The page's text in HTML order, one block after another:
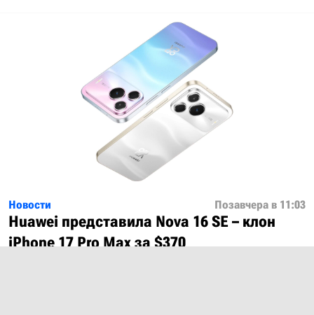
Новости Позавчера в 11:03
Huawei представила Nova 16 SE – клон
iPhone 17 Pro Max за $370